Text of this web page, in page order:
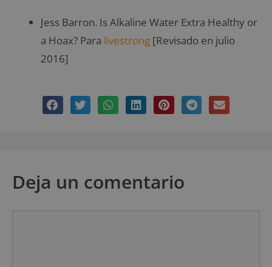
Jess Barron. Is Alkaline Water Extra Healthy or
a Hoax? Para livestrong [Revisado en julio
2016]
Deja un comentario